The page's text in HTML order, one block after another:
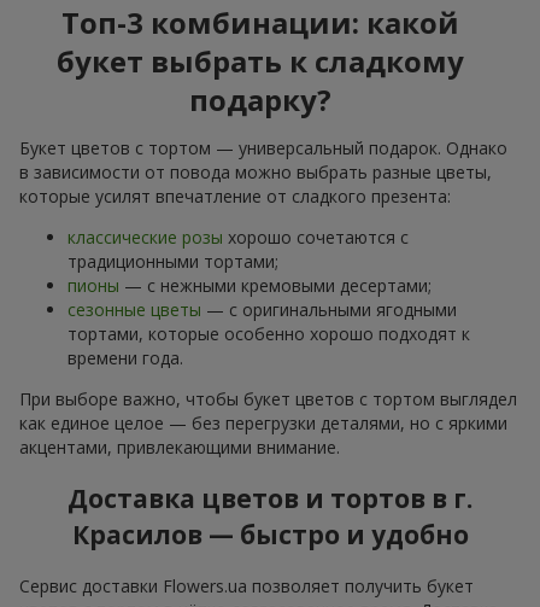
Топ-3 комбинации: какой
букет выбрать к сладкому
подарку?
Букет цветов с тортом — универсальный подарок. Однако
в зависимости от повода можно выбрать разные цветы,
которые усилят впечатление от сладкого презента:
классические розы хорошо сочетаются с
традиционными тортами;
пионы — с нежными кремовыми десертами;
сезонные цветы — с оригинальными ягодными
тортами, которые особенно хорошо подходят к
времени года.
При выборе важно, чтобы букет цветов с тортом выглядел
как единое целое — без перегрузки деталями, но с яркими
акцентами, привлекающими внимание.
Доставка цветов и тортов в г.
Красилов — быстро и удобно
Сервис доставки Flowers.ua позволяет получить букет